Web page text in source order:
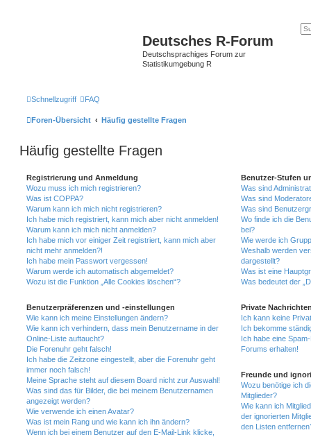
Deutsches R-Forum
Deutschsprachiges Forum zur
Statistikumgebung R
Schnellzugriff FAQ
Foren-Übersicht Häufig gestellte Fragen
Häufig gestellte Fragen
Registrierung und Anmeldung
Wozu muss ich mich registrieren?
Was ist COPPA?
Warum kann ich mich nicht registrieren?
Ich habe mich registriert, kann mich aber nicht anmelden!
Warum kann ich mich nicht anmelden?
Ich habe mich vor einiger Zeit registriert, kann mich aber
nicht mehr anmelden?!
Ich habe mein Passwort vergessen!
Warum werde ich automatisch abgemeldet?
Wozu ist die Funktion „Alle Cookies löschen“?
Benutzerpräferenzen und -einstellungen
Wie kann ich meine Einstellungen ändern?
Wie kann ich verhindern, dass mein Benutzername in der
Online-Liste auftaucht?
Die Forenuhr geht falsch!
Ich habe die Zeitzone eingestellt, aber die Forenuhr geht
immer noch falsch!
Meine Sprache steht auf diesem Board nicht zur Auswahl!
Was sind das für Bilder, die bei meinem Benutzernamen
angezeigt werden?
Wie verwende ich einen Avatar?
Was ist mein Rang und wie kann ich ihn ändern?
Wenn ich bei einem Benutzer auf den E-Mail-Link klicke,
Benutzer-Stufen
Was sind
Was sind
Was sind
Wo finde ich die
bei?
Wie werde ich
Weshalb werden
dargestellt?
Was ist eine
Was bedeutet der
Private
Ich kann keine
Ich bekomme
Ich habe eine
Forums erhalten!
Freunde und
Wozu benötige ich
Mitglieder?
Wie kann ich
der ignorierten
den Listen